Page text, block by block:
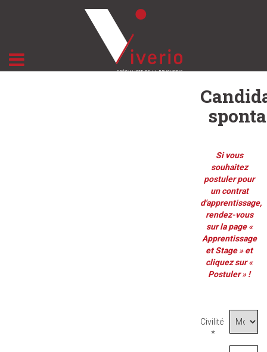
Si vous
souhaitez
postuler pour
un contrat
d'apprentissage,
rendez-vous
sur la page «
Apprentissage
et Stage » et
cliquez sur «
Postuler » !
Civilité
*